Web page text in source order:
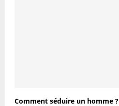
Comment séduire un homme ?